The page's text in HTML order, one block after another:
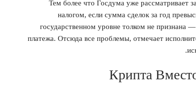
Тем более что Госдума уже рассматривает
налогом, если сумма сделок за год
государственном уровне толком не признана —
платежа. Отсюда все проблемы, отмечает
Крипта